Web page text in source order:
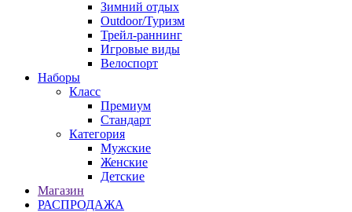
Зимний отдых
Outdoor/Туризм
Трейл-раннинг
Игровые виды
Велоспорт
Наборы
Класс
Премиум
Стандарт
Категория
Мужские
Женские
Детские
Магазин
РАСПРОДАЖА